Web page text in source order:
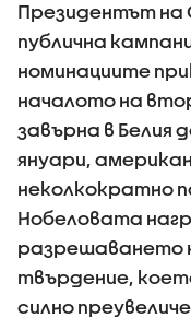
Президентът на
публична
номинациите
началото на
завърна в Белия
януари,
неколкократно
Нобеловата
разрешаването
твърдение,
силно